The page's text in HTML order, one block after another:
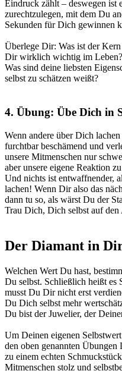
Eindruck zählt – deswegen ist
zurechtzulegen, mit dem Du
Sekunden für Dich gewinnen
Überlege Dir: Was ist der
Dir wirklich wichtig im
Was sind deine liebsten
selbst zu schätzen weißt?
4. Übung: Übe Dich in
Wenn andere über Dich
furchtbar beschämend und
unsere Mitmenschen nur
aber unsere eigene Reaktion
Und nichts ist entwaffnender,
lachen! Wenn Dir also das
dann tu so, als wärst Du der
Trau Dich, Dich selbst auf den
Der Diamant in
Welchen Wert Du hast,
Du selbst. Schließlich heißt es
musst Du Dir nicht erst
Du Dich selbst mehrwert
Du bist der Juwelier, der
Um Deinen eigenen
den oben genannten Übungen
zu einem echten
Mitmenschen stolz und